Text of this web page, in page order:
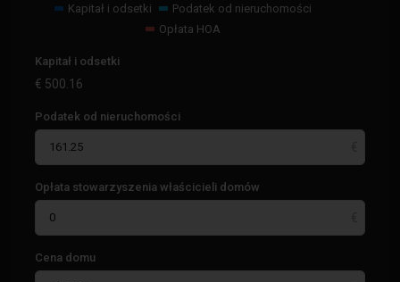
Kapitał i odsetki
Podatek od nieruchomości
Opłata HOA
Kapitał i odsetki
€ 500.16
Podatek od nieruchomości
Opłata stowarzyszenia właścicieli domów
Cena domu